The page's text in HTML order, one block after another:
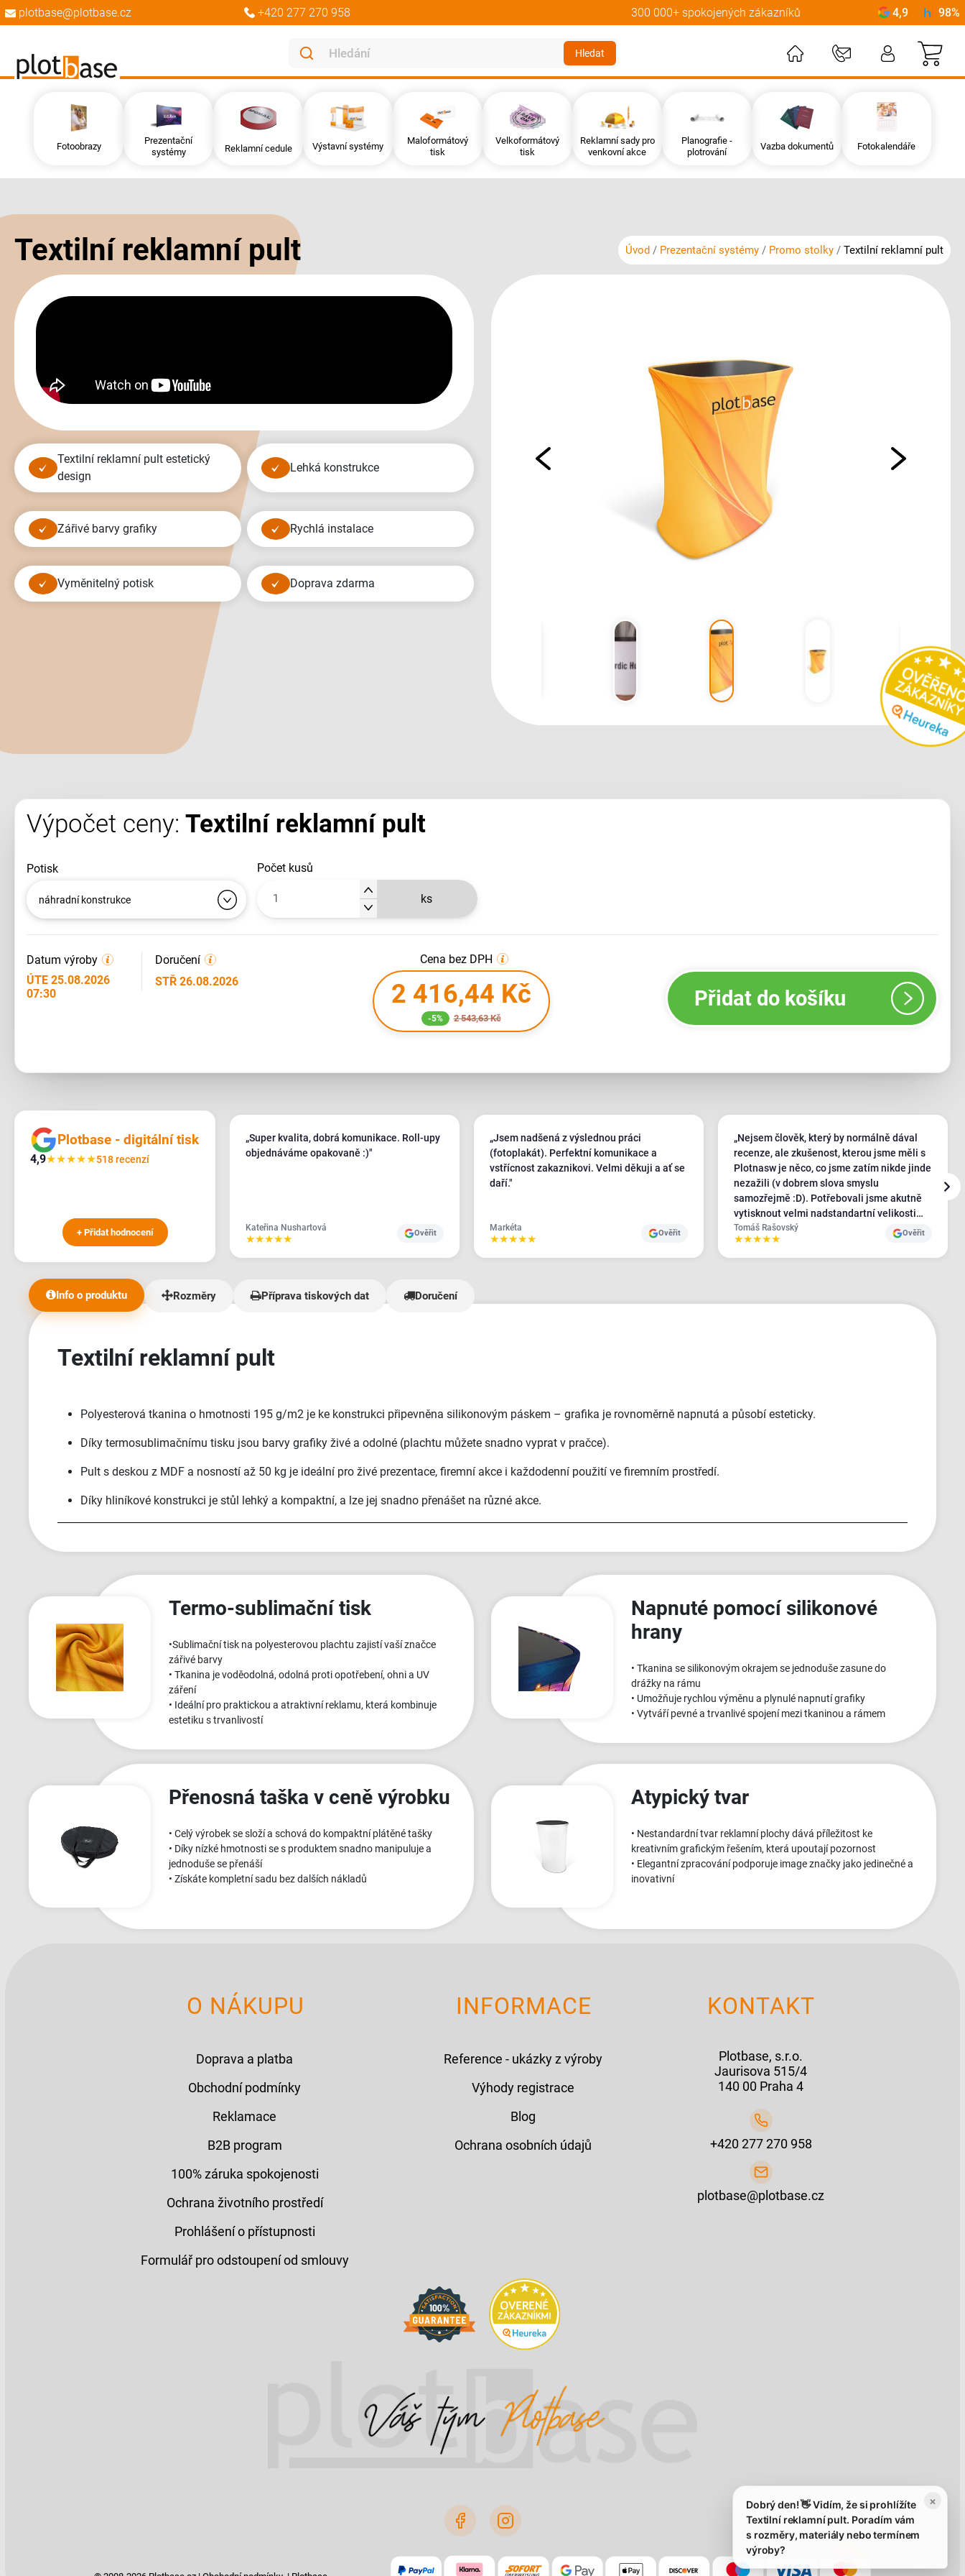
plotbase@plotbase.cz +420 277 270 958 300 000+ spokojených zákazníků 4,9 98%
Hledat
Fotoobrazy
Prezentační
systémy
Reklamní cedule Výstavní systémy
Maloformátový
tisk
Velkoformátový
tisk
Reklamní sady pro
venkovní akce
Planografie -
plotrování
Vazba dokumentů Fotokalendáře
galerie
Textilní reklamní pult Úvod Prezentační systémy Promo stolky Textilní reklamní pult
Textilní reklamní pult estetický
design
lehká konstrukce
zářivé barvy grafiky rychlá instalace
vyměnitelný potisk doprava zdarma
galerie
Výpočet ceny: Textilní reklamní pult
potisk
náhradní konstrukce
počet kusů
ks
Datum výroby
ÚTE 25.08.2026
07:30
Doručení
STŘ 26.08.2026
Cena bez DPH
2 416,44 Kč
-5% 2 543,63 Kč
Přidat do košíku
Plotbase - digitální tisk
4,9★★★★★518 recenzí
+ Přidat hodnocení
„Super kvalita, dobrá komunikace. Roll-upy
objednáváme opakovaně :)"
Kateřina Nushartová
★★★★★ Ověřit
„Jsem nadšená z výslednou práci
(fotoplakát). Perfektní komunikace a
vstřícnost zakaznikovi. Velmi děkuji a ať se
daří."
Markéta
★★★★★ Ověřit
„Nejsem člověk, který by normálně dával
recenze, ale zkušenost, kterou jsme měli s
Plotnasw je něco, co jsme zatím nikde jinde
nezažili (v dobrem slova smyslu
samozřejmě :D). Potřebovali jsme akutně
vytisknout velmi nadstandartní velikosti
banneru, obvolali jsme cca 20 tiskáren po
celém ČR a SK a jedinej, kdo nám na naše
požadavky kývl byl Plotbase - a ještě s
jsme obdrželi v naprosto TOP kvalitě a jak
Tomáš Rašovský
★★★★★ Ověřit
Info o produktu Rozměry Příprava tiskových dat Doručení
Textilní reklamní pult
Polyesterová tkanina o hmotnosti 195 g/m2 je ke konstrukci připevněna silikonovým páskem – grafika je rovnoměrně napnutá a působí esteticky.
Díky termosublimačnímu tisku jsou barvy grafiky živé a odolné (plachtu můžete snadno vyprat v pračce).
Pult s deskou z MDF a nosností až 50 kg je ideální pro živé prezentace, firemní akce i každodenní použití ve firemním prostředí.
Díky hliníkové konstrukci je stůl lehký a kompaktní, a lze jej snadno přenášet na různé akce.
Termo-sublimační tisk
•Sublimační tisk na polyesterovou plachtu zajistí vaší značce
zářivé barvy
• Tkanina je voděodolná, odolná proti opotřebení, ohni a UV
záření
• Ideální pro praktickou a atraktivní reklamu, která kombinuje
estetiku s trvanlivostí
Napnuté pomocí silikonové
hrany
• Tkanina se silikonovým okrajem se jednoduše zasune do
drážky na rámu
• Umožňuje rychlou výměnu a plynulé napnutí grafiky
• Vytváří pevné a trvanlivé spojení mezi tkaninou a rámem
Přenosná taška v ceně výrobku
• Celý výrobek se složí a schová do kompaktní plátěné tašky
• Díky nízké hmotnosti se s produktem snadno manipuluje a
jednoduše se přenáší
• Získáte kompletní sadu bez dalších nákladů
Atypický tvar
• Nestandardní tvar reklamní plochy dává příležitost ke
kreativním grafickým řešením, která upoutají pozornost
• Elegantní zpracování podporuje image značky jako jedinečné a
inovativní
O NÁKUPU
Doprava a platba
Obchodní podmínky
Reklamace
B2B program
100% záruka spokojenosti
Ochrana životního prostředí
Prohlášení o přístupnosti
Formulář pro odstoupení od smlouvy
INFORMACE
Reference - ukázky z výroby
Výhody registrace
Blog
Ochrana osobních údajů
KONTAKT
Plotbase, s.r.o.
Jaurisova 515/4
140 00 Praha 4
+420 277 270 958
plotbase@plotbase.cz
×
Dobrý den! 👋 Vidím, že si prohlížíte
Textilní reklamní pult. Poradím vám
s rozměry, materiály nebo termínem
výroby?